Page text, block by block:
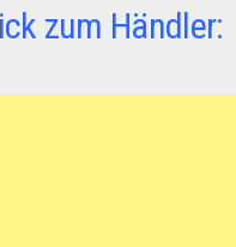
zum Händler: